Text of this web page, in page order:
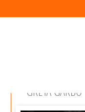
GRETA GARBO